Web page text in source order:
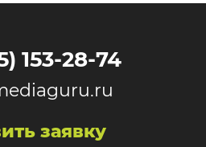
153-28-74
заявку